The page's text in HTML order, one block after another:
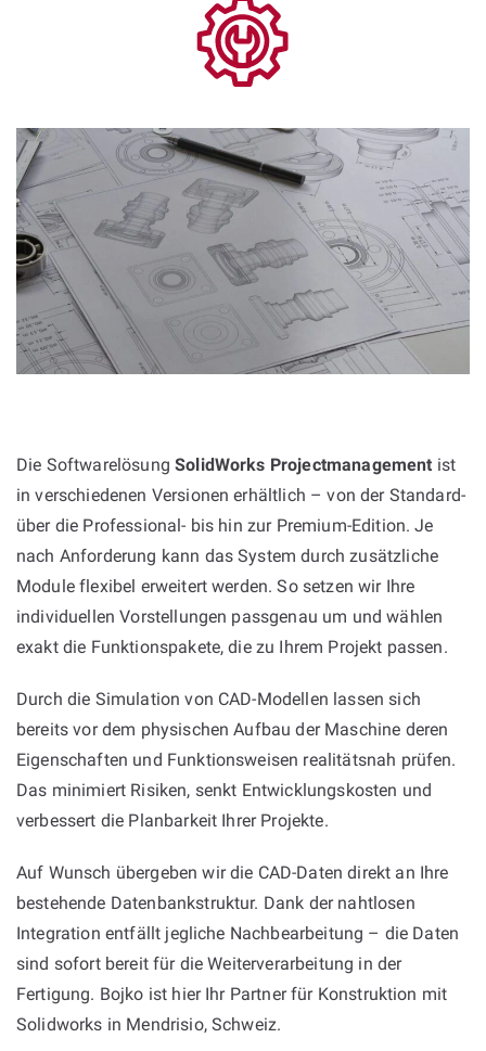
Die SoftwarelösungSolidWorks Projectmanagement ist
in verschiedenen Versionen erhältlich – von der Standard-
über die Professional- bis hin zur Premium-Edition. Je
nach Anforderung kann das System durch zusätzliche
Module flexibel erweitert werden. So setzen wir Ihre
individuellen Vorstellungen passgenau um und wählen
exakt die Funktionspakete, die zu Ihrem Projekt passen.
Durch die Simulation von CAD-Modellen lassen sich
bereits vor dem physischen Aufbau der Maschine deren
Eigenschaften und Funktionsweisen realitätsnah prüfen.
Das minimiert Risiken, senkt Entwicklungskosten und
verbessert die Planbarkeit Ihrer Projekte.
Auf Wunsch übergeben wir die CAD-Daten direkt an Ihre
bestehende Datenbankstruktur. Dank der nahtlosen
Integration entfällt jegliche Nachbearbeitung – die Daten
sind sofort bereit für die Weiterverarbeitung in der
Fertigung. Bojko ist hier Ihr Partner für Konstruktion mit
Solidworks in Mendrisio, Schweiz.